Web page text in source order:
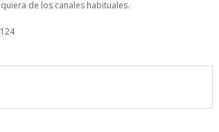
de los canales habituales.